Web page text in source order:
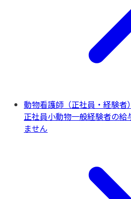
動物看護師（正社員・経験者）
正社員小動物一般経験者の給
ません